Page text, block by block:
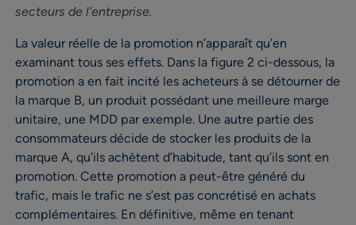
secteurs de l’entreprise.
La valeur réelle de la promotion n’apparaît qu’en
examinant tous ses effets. Dans la figure 2 ci-dessous, la
promotion a en fait incité les acheteurs à se détourner de
la marque B, un produit possédant une meilleure marge
unitaire, une MDD par exemple. Une autre partie des
consommateurs décide de stocker les produits de la
marque A, qu’ils achètent d’habitude, tant qu’ils sont en
promotion. Cette promotion a peut-être généré du
trafic, mais le trafic ne s’est pas concrétisé en achats
complémentaires. En définitive, même en tenant